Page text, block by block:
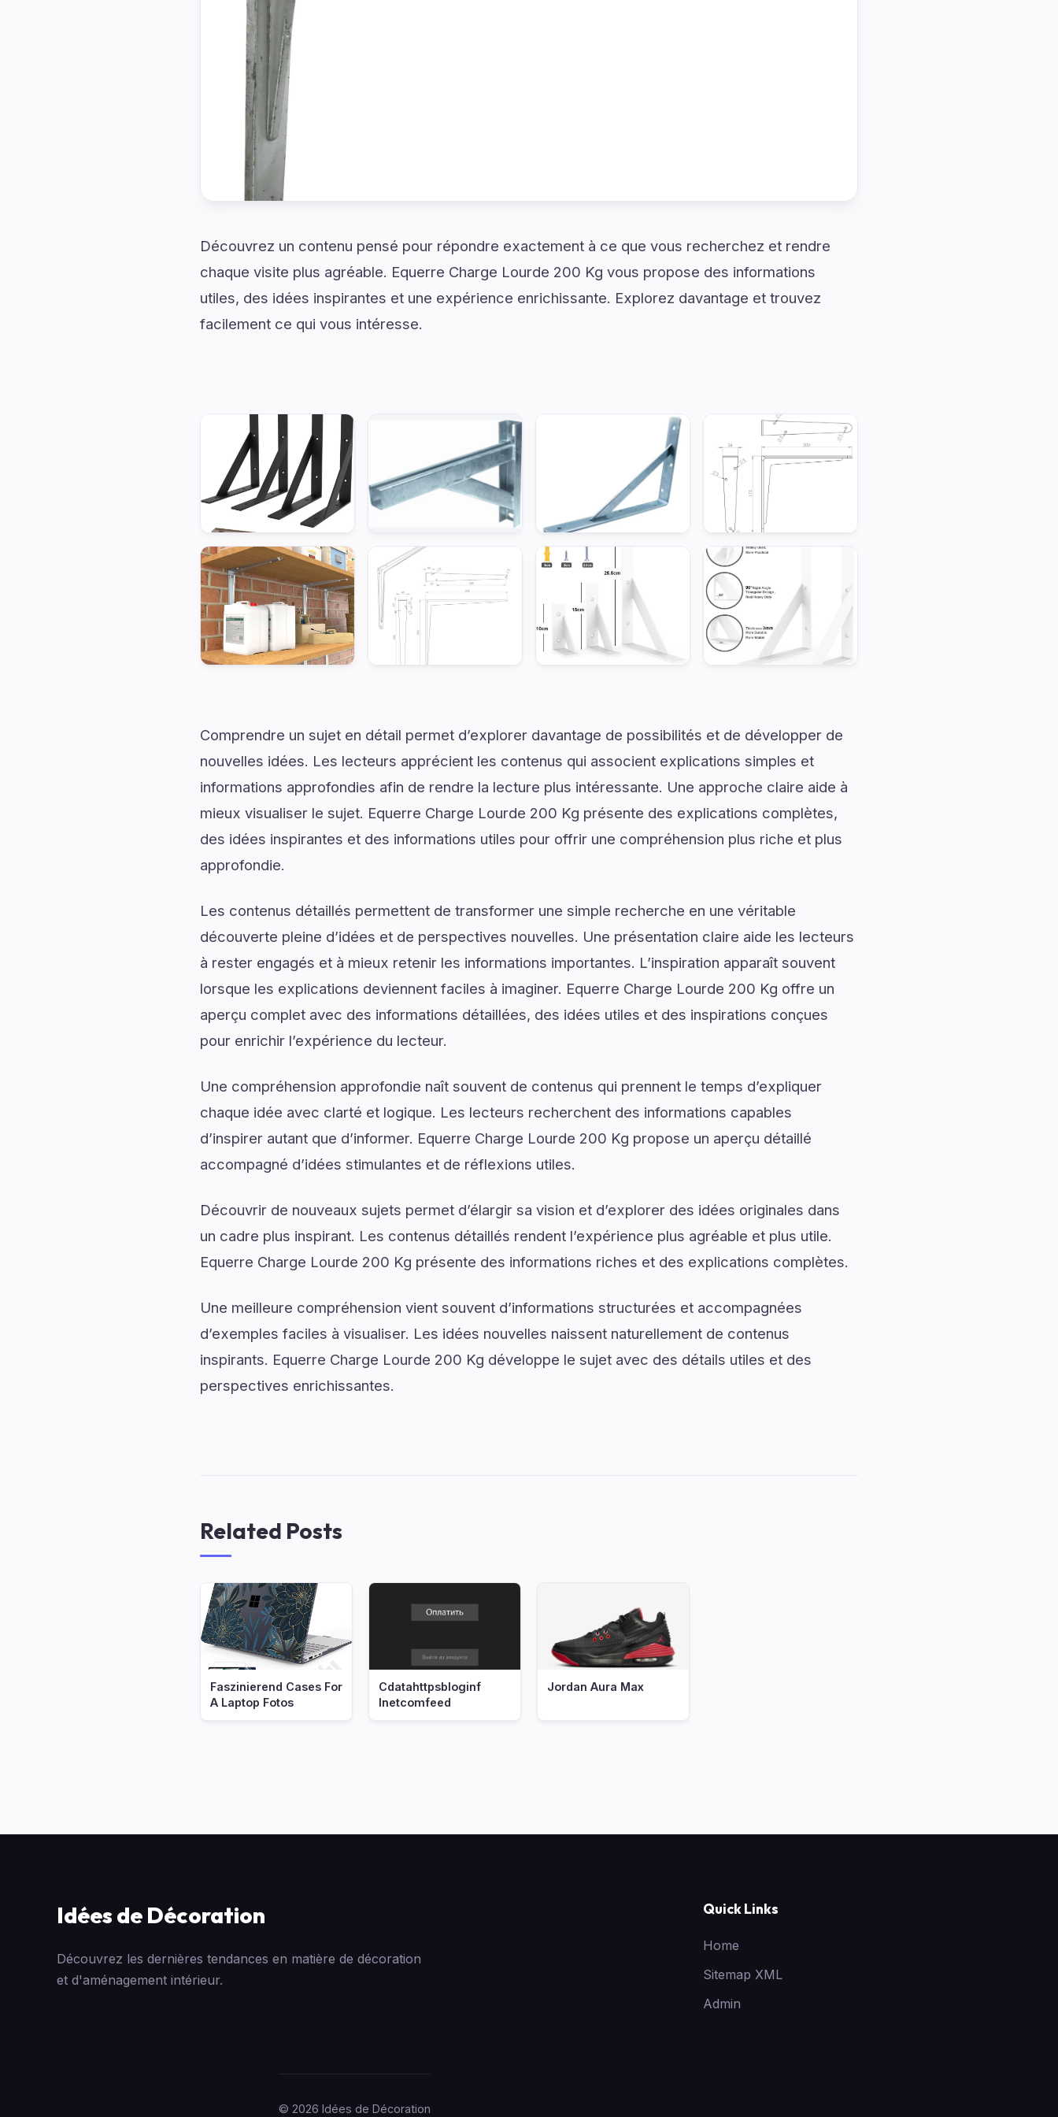
Découvrez un contenu pensé pour répondre exactement à ce que vous recherchez et rendre
chaque visite plus agréable. Equerre Charge Lourde 200 Kg vous propose des informations
utiles, des idées inspirantes et une expérience enrichissante. Explorez davantage et trouvez
facilement ce qui vous intéresse.
Comprendre un sujet en détail permet d’explorer davantage de possibilités et de développer de
nouvelles idées. Les lecteurs apprécient les contenus qui associent explications simples et
informations approfondies afin de rendre la lecture plus intéressante. Une approche claire aide à
mieux visualiser le sujet. Equerre Charge Lourde 200 Kg présente des explications complètes,
des idées inspirantes et des informations utiles pour offrir une compréhension plus riche et plus
approfondie.
Les contenus détaillés permettent de transformer une simple recherche en une véritable
découverte pleine d’idées et de perspectives nouvelles. Une présentation claire aide les lecteurs
à rester engagés et à mieux retenir les informations importantes. L’inspiration apparaît souvent
lorsque les explications deviennent faciles à imaginer. Equerre Charge Lourde 200 Kg offre un
aperçu complet avec des informations détaillées, des idées utiles et des inspirations conçues
pour enrichir l’expérience du lecteur.
Une compréhension approfondie naît souvent de contenus qui prennent le temps d’expliquer
chaque idée avec clarté et logique. Les lecteurs recherchent des informations capables
d’inspirer autant que d’informer. Equerre Charge Lourde 200 Kg propose un aperçu détaillé
accompagné d’idées stimulantes et de réflexions utiles.
Découvrir de nouveaux sujets permet d’élargir sa vision et d’explorer des idées originales dans
un cadre plus inspirant. Les contenus détaillés rendent l’expérience plus agréable et plus utile.
Equerre Charge Lourde 200 Kg présente des informations riches et des explications complètes.
Une meilleure compréhension vient souvent d’informations structurées et accompagnées
d’exemples faciles à visualiser. Les idées nouvelles naissent naturellement de contenus
inspirants. Equerre Charge Lourde 200 Kg développe le sujet avec des détails utiles et des
perspectives enrichissantes.
Related Posts
Faszinierend Cases For
A Laptop Fotos
Cdatahttpsbloginf
Inetcomfeed
Jordan Aura Max
Idées de Décoration
Découvrez les dernières tendances en matière de décoration
et d'aménagement intérieur.
Quick Links
Home
Sitemap XML
Admin
© 2026 Idées de Décoration